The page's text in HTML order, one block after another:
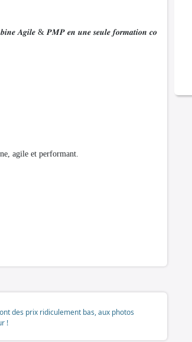
𝑨𝒈𝒊𝒍𝒆 & 𝑷𝑴𝑷 𝒆𝒏 𝒖𝒏𝒆 𝒔𝒆𝒖𝒍𝒆 𝒇𝒐𝒓𝒎𝒂𝒕𝒊𝒐𝒏 𝒄𝒐
agile et performant.
des prix ridiculement bas, aux photos
!